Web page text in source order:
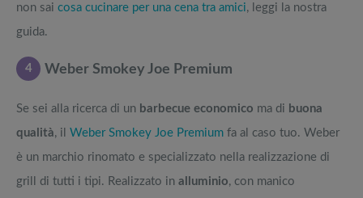
non sai cosa cucinare per una cena tra amici, leggi la nostra
guida.
4 Weber Smokey Joe Premium
Se sei alla ricerca di un barbecue economico ma di buona
qualità, il Weber Smokey Joe Premium fa al caso tuo. Weber
è un marchio rinomato e specializzato nella realizzazione di
grill di tutti i tipi. Realizzato in alluminio, con manico